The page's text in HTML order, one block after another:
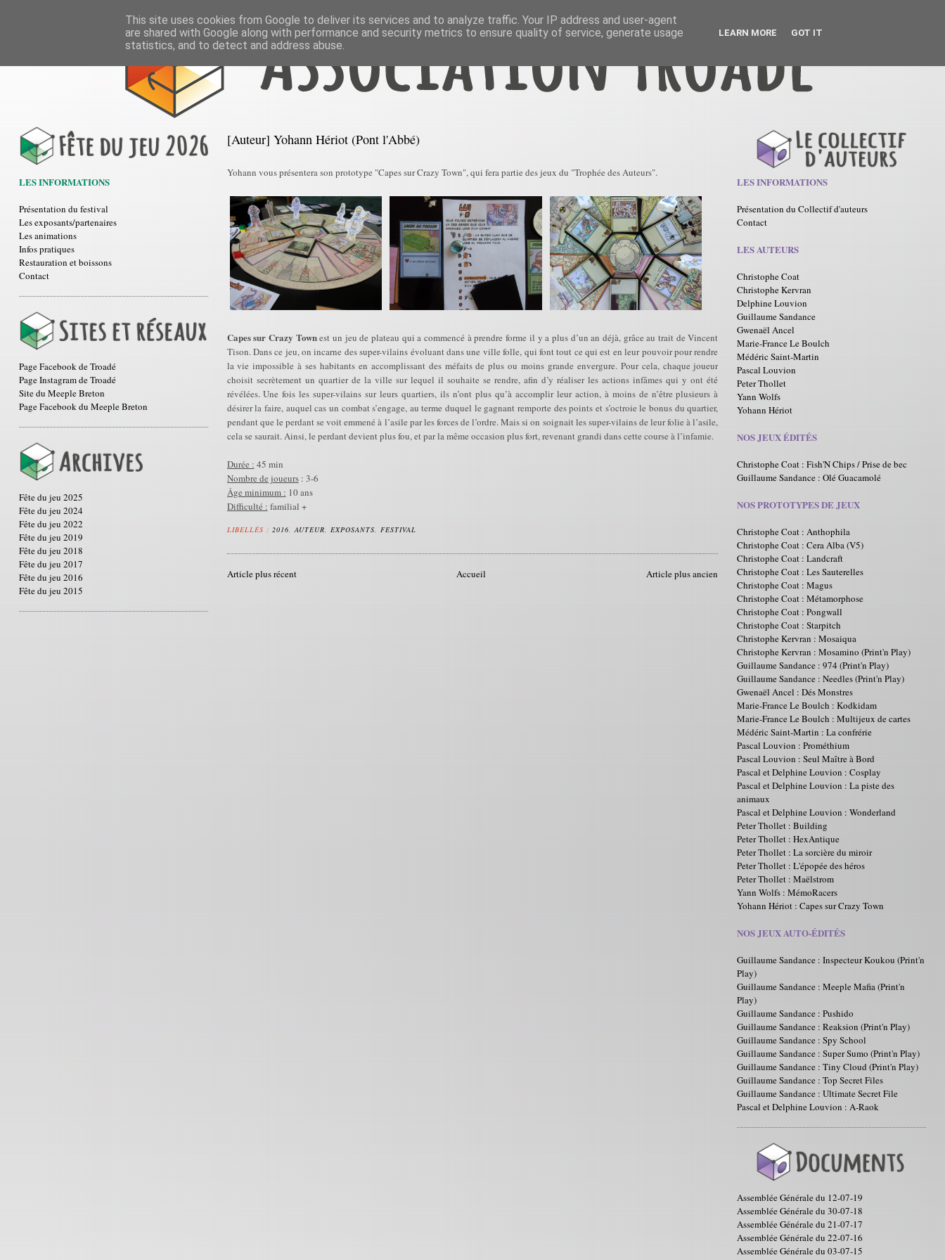
LES INFORMATIONS
Présentation du festival
Les exposants/partenaires
Les animations
Infos pratiques
Restauration et boissons
Contact
Page Facebook de Troadé
Page Instagram de Troadé
Site du Meeple Breton
Page Facebook du Meeple Breton
Fête du jeu 2025
Fête du jeu 2024
Fête du jeu 2022
Fête du jeu 2019
Fête du jeu 2018
Fête du jeu 2017
Fête du jeu 2016
Fête du jeu 2015
[Auteur] Yohann Hériot (Pont l'Abbé)
Yohann vous présentera son prototype "Capes sur Crazy Town", qui fera partie des jeux du "Trophée des Auteurs".
Capes sur Crazy Townest un jeu de plateau qui a commencé à prendre forme il y a plus d’un an déjà, grâce au trait de Vincent
Tison. Dans ce jeu, on incarne des super-vilains évoluant dans une ville folle, qui font tout ce qui est en leur pouvoir pour rendre
la vie impossible à ses habitants en accomplissant des méfaits de plus ou moins grande envergure. Pour cela, chaque joueur
choisit secrètement un quartier de la ville sur lequel il souhaite se rendre, afin d’y réaliser les actions infâmes qui y ont été
révélées. Une fois les super-vilains sur leurs quartiers, ils n’ont plus qu’à accomplir leur action, à moins de n’être plusieurs à
désirer la faire, auquel cas un combat s’engage, au terme duquel le gagnant remporte des points et s’octroie le bonus du quartier,
pendant que le perdant se voit emmené à l’asile par les forces de l’ordre. Mais si on soignait les super-vilains de leur folie à l’asile,
cela se saurait. Ainsi, le perdant devient plus fou, et par la même occasion plus fort, revenant grandi dans cette course à l’infamie.
Durée : 45 min
Nombre de joueurs: 3-6
Âge minimum : 10 ans
Difficulté : familial +
LIBELLÉS : 2016 AUTEUR EXPOSANTS FESTIVAL
Article plus récent Article plus ancien
Accueil
LES INFORMATIONS
Présentation du Collectif d'auteurs
Contact
LES AUTEURS
Christophe Coat
Christophe Kervran
Delphine Louvion
Guillaume Sandance
Gwenaël Ancel
Marie-France Le Boulch
Médéric Saint-Martin
Pascal Louvion
Peter Thollet
Yann Wolfs
Yohann Hériot
NOS JEUX ÉDITÉS
Christophe Coat : Fish'N Chips / Prise de bec
Guillaume Sandance : Olé Guacamolé
NOS PROTOTYPES DE JEUX
Christophe Coat : Anthophila
Christophe Coat : Cera Alba (V5)
Christophe Coat : Landcraft
Christophe Coat : Les Sauterelles
Christophe Coat : Magus
Christophe Coat : Métamorphose
Christophe Coat : Pongwall
Christophe Coat : Starpitch
Christophe Kervran : Mosaiqua
Christophe Kervran : Mosamino (Print'n Play)
Guillaume Sandance : 974 (Print'n Play)
Guillaume Sandance : Needles (Print'n Play)
Gwenaël Ancel : Dés Monstres
Marie-France Le Boulch : Kodkidam
Marie-France Le Boulch : Multijeux de cartes
Médéric Saint-Martin : La confrérie
Pascal Louvion : Prométhium
Pascal Louvion : Seul Maître à Bord
Pascal et Delphine Louvion : Cosplay
Pascal et Delphine Louvion : La piste des
animaux
Pascal et Delphine Louvion : Wonderland
Peter Thollet : Building
Peter Thollet : HexAntique
Peter Thollet : La sorcière du miroir
Peter Thollet : L'épopée des héros
Peter Thollet : Maëlstrom
Yann Wolfs : MémoRacers
Yohann Hériot : Capes sur Crazy Town
NOS JEUX AUTO-ÉDITÉS
Guillaume Sandance : Inspecteur Koukou (Print'n
Play)
Guillaume Sandance : Meeple Mafia (Print'n
Play)
Guillaume Sandance : Pushido
Guillaume Sandance : Reaksion (Print'n Play)
Guillaume Sandance : Spy School
Guillaume Sandance : Super Sumo (Print'n Play)
Guillaume Sandance : Tiny Cloud (Print'n Play)
Guillaume Sandance : Top Secret Files
Guillaume Sandance : Ultimate Secret File
Pascal et Delphine Louvion : A-Raok
Assemblée Générale du 12-07-19
Assemblée Générale du 30-07-18
Assemblée Générale du 21-07-17
Assemblée Générale du 22-07-16
Assemblée Générale du 03-07-15
This site uses cookies from Google to deliver its services and to analyze traffic. Your IP address and user-agent
are shared with Google along with performance and security metrics to ensure quality of service, generate usage
statistics, and to detect and address abuse.
LEARN MORE GOT IT